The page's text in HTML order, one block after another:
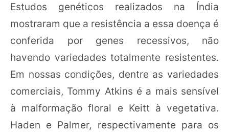
Estudos genéticos realizados na Índia
mostraram que a resistência a essa doença é
conferida por genes recessivos, não
havendo variedades totalmente resistentes.
Em nossas condições, dentre as variedades
comerciais, Tommy Atkins é a mais sensível
à malformação floral e Keitt à vegetativa.
Haden e Palmer, respectivamente para os